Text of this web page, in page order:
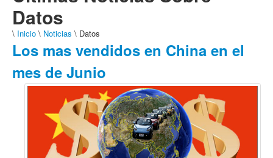
Datos
\ Inicio \ Noticias \ Datos
Los mas vendidos en China en el
mes de Junio